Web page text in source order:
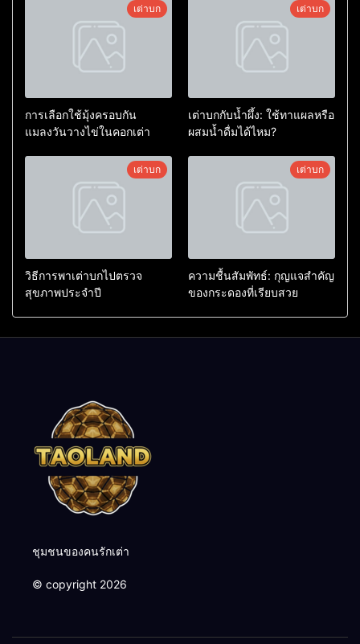
เต่าบก
การเลือกใช้มุ้งครอบกัน
แมลงวันวางไข่ในคอกเต่า
เต่าบก
เต่าบกกับน้ำผึ้ง: ใช้ทาแผลหรือ
ผสมน้ำดื่มได้ไหม?
เต่าบก
วิธีการพาเต่าบกไปตรวจ
สุขภาพประจำปี
เต่าบก
ความชื้นสัมพัทธ์: กุญแจสำคัญ
ของกระดองที่เรียบสวย
ชุมชนของคนรักเต่า
© copyright 2026